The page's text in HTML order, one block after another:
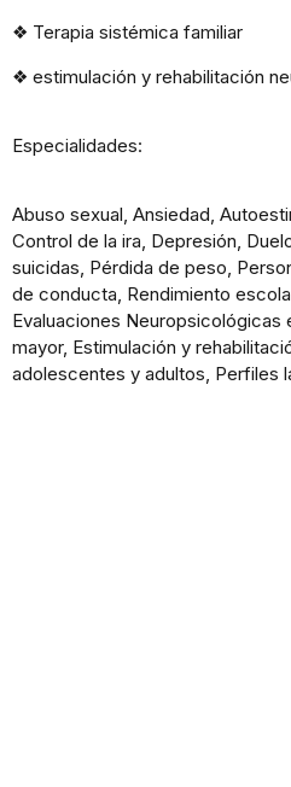
❖ Terapia sistémica familiar
❖ estimulación y rehabilitación
Especialidades:
Abuso sexual, Ansiedad,
Control de la ira, Depresión,
suicidas, Pérdida de peso,
de conducta, Rendimiento
Evaluaciones Neuropsicológicas
mayor, Estimulación y
adolescentes y adultos, Perfiles